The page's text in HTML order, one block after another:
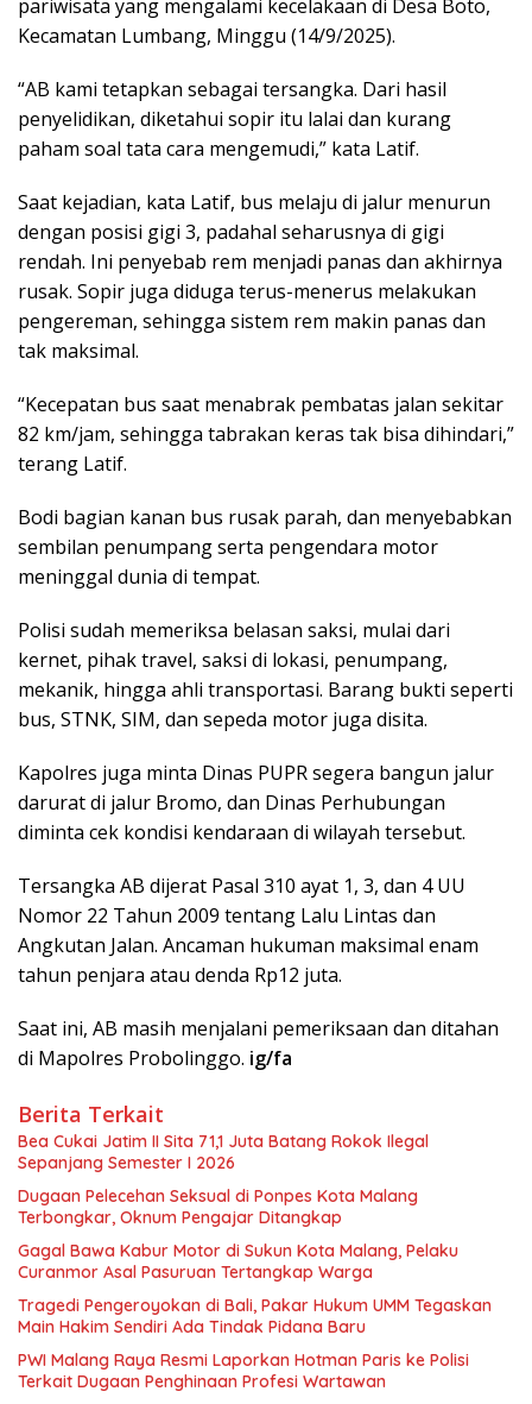
pariwisata yang mengalami kecelakaan di Desa Boto,
Kecamatan Lumbang, Minggu (14/9/2025).
“AB kami tetapkan sebagai tersangka. Dari hasil
penyelidikan, diketahui sopir itu lalai dan kurang
paham soal tata cara mengemudi,” kata Latif.
Saat kejadian, kata Latif, bus melaju di jalur menurun
dengan posisi gigi 3, padahal seharusnya di gigi
rendah. Ini penyebab rem menjadi panas dan akhirnya
rusak. Sopir juga diduga terus-menerus melakukan
pengereman, sehingga sistem rem makin panas dan
tak maksimal.
“Kecepatan bus saat menabrak pembatas jalan sekitar
82 km/jam, sehingga tabrakan keras tak bisa dihindari,”
terang Latif.
Bodi bagian kanan bus rusak parah, dan menyebabkan
sembilan penumpang serta pengendara motor
meninggal dunia di tempat.
Polisi sudah memeriksa belasan saksi, mulai dari
kernet, pihak travel, saksi di lokasi, penumpang,
mekanik, hingga ahli transportasi. Barang bukti seperti
bus, STNK, SIM, dan sepeda motor juga disita.
Kapolres juga minta Dinas PUPR segera bangun jalur
darurat di jalur Bromo, dan Dinas Perhubungan
diminta cek kondisi kendaraan di wilayah tersebut.
Tersangka AB dijerat Pasal 310 ayat 1, 3, dan 4 UU
Nomor 22 Tahun 2009 tentang Lalu Lintas dan
Angkutan Jalan. Ancaman hukuman maksimal enam
tahun penjara atau denda Rp12 juta.
Saat ini, AB masih menjalani pemeriksaan dan ditahan
di Mapolres Probolinggo. ig/fa
Berita Terkait
Bea Cukai Jatim II Sita 71,1 Juta Batang Rokok Ilegal
Sepanjang Semester I 2026
Dugaan Pelecehan Seksual di Ponpes Kota Malang
Terbongkar, Oknum Pengajar Ditangkap
Gagal Bawa Kabur Motor di Sukun Kota Malang, Pelaku
Curanmor Asal Pasuruan Tertangkap Warga
Tragedi Pengeroyokan di Bali, Pakar Hukum UMM Tegaskan
Main Hakim Sendiri Ada Tindak Pidana Baru
PWI Malang Raya Resmi Laporkan Hotman Paris ke Polisi
Terkait Dugaan Penghinaan Profesi Wartawan